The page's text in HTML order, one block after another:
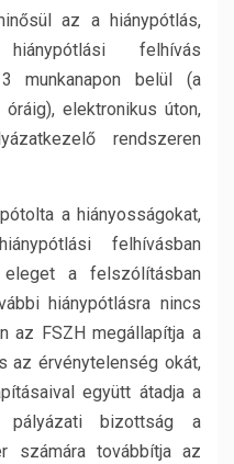
az a hiánypótlás,
felhívás
munkanapon belül (a
elektronikus úton,
rendszeren
a hiányosságokat,
felhívásban
a felszólításban
hiánypótlásra nincs
az FSZH megállapítja a
az érvénytelenség okát,
együtt átadja a
pályázati bizottság a
számára továbbítja az